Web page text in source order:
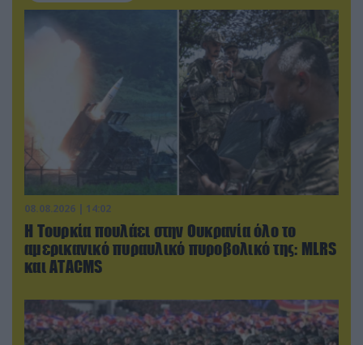
08.08.2026 | 14:02
Η Τουρκία πουλάει στην Ουκρανία όλο το
αμερικανικό πυραυλικό πυροβολικό της: MLRS
και ΑΤΑCMS